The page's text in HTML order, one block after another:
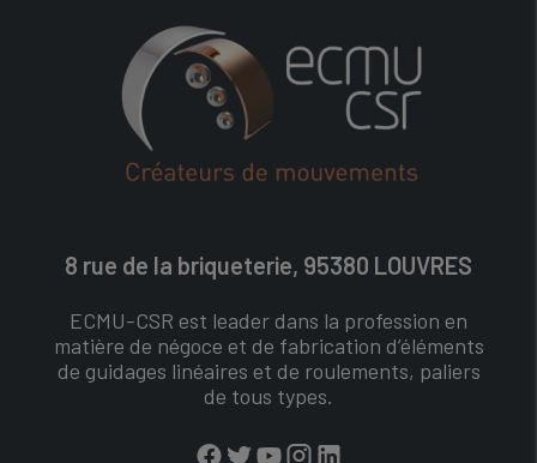
8 rue de la briqueterie, 95380 LOUVRES
ECMU-CSR est leader dans la profession en
matière de négoce et de fabrication d’éléments
de guidages linéaires et de roulements, paliers
de tous types.